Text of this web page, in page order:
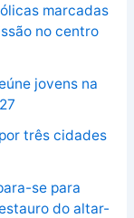
marcadas
no centro
jovens na
três cidades
se para
do altar-